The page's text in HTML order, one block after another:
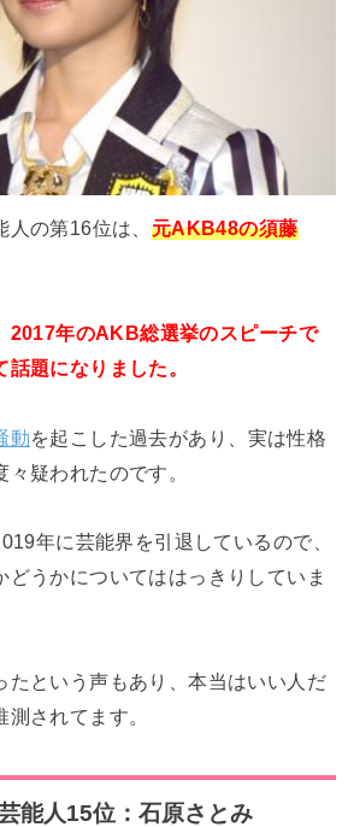
の第16位は、 元AKB48の須藤
2017年のAKB総選挙のスピーチで
題になりました。
動を起こした過去があり、実は性格
疑われたのです。
年に芸能界を引退しているので、
どうかについてははっきりしていま
たという声もあり、本当はいい人だ
されてます。
能人15位：石原さとみ